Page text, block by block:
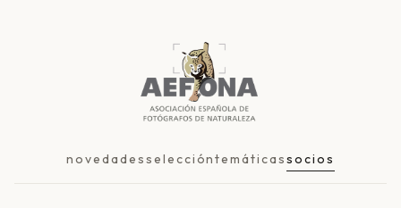
novedadesseleccióntemáticassocios